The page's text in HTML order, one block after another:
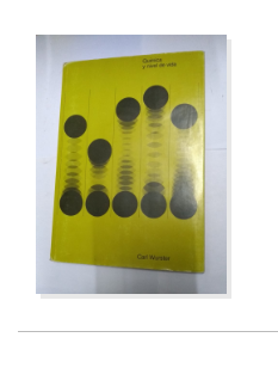
Ensayo literario
Filosofía
Física y Química
Física y química
Guerra Civil Española
historia